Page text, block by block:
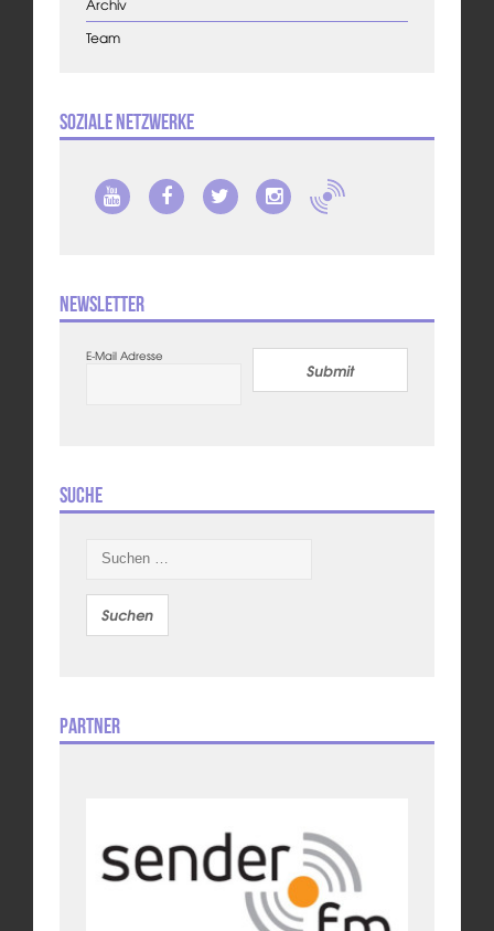
Archiv
Team
Soziale Netzwerke
Newsletter
E-Mail Adresse
Submit
Suche
nach:
Partner